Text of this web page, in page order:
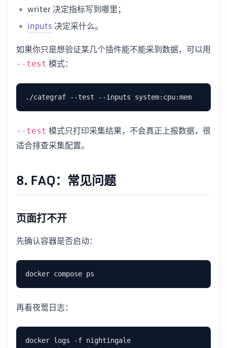
writer 决定指标写到哪里；
inputs决定采什么。
如果你只是想验证某几个插件能不能采到数据，可以用
--test 模式：
--test 模式只打印采集结果，不会真正上报数据，很
适合排查采集配置。
8. FAQ：常见问题
页面打不开
先确认容器是否启动：
再看夜莺日志：